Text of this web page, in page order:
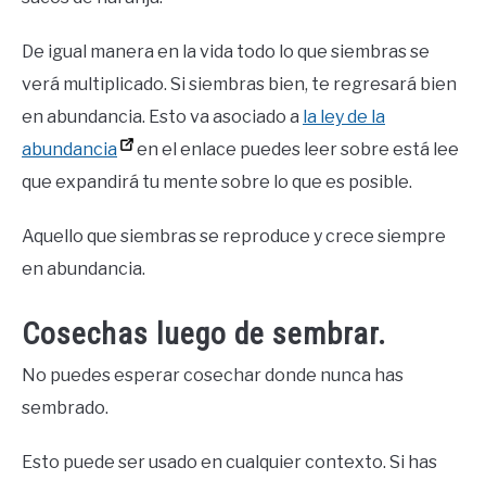
De igual manera en la vida todo lo que siembras se
verá multiplicado. Si siembras bien, te regresará bien
en abundancia. Esto va asociado a la ley de la
abundancia
en el enlace puedes leer sobre está lee
que expandirá tu mente sobre lo que es posible.
Aquello que siembras se reproduce y crece siempre
en abundancia.
Cosechas luego de sembrar.
No puedes esperar cosechar donde nunca has
sembrado.
Esto puede ser usado en cualquier contexto. Si has